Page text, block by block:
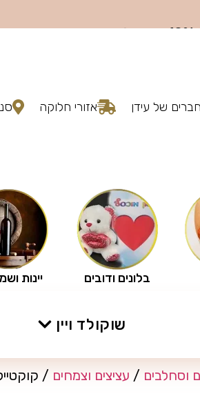
של עידן אזורי חלוקה
יינות בלונים ודובים
שוקולד ויין
וסחלבים / עציצים וצמחים /